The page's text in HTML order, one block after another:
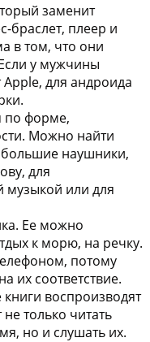
заменит
браслет, плеер и
в том, что они
у мужчины
для андроида
по форме,
Можно найти
наушники,
для
музыкой или для
. Ее можно
к морю, на речку.
потому
их соответствие.
воспроизводят
только читать
но и слушать их.